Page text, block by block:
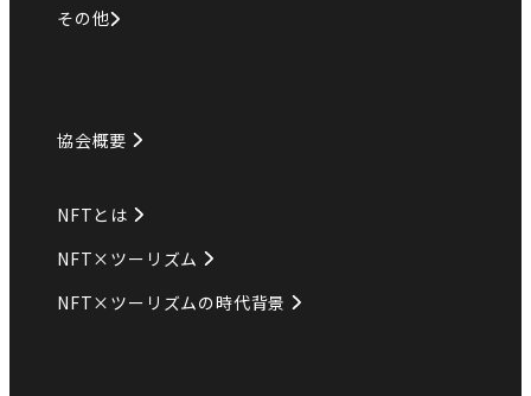
その他
協会概要
NFTとは
NFT×ツーリズム
NFT×ツーリズムの時代背景